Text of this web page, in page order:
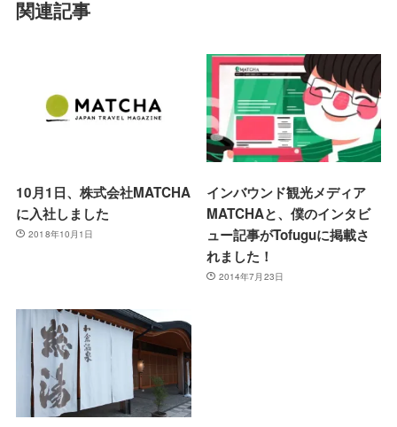
関連記事
10月1日、株式会社MATCHA
に入社しました
2018年10月1日
インバウンド観光メディア
MATCHAと、僕のインタビ
ュー記事がTofuguに掲載さ
れました！
2014年7月23日